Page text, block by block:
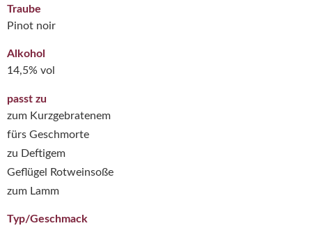
Traube
Pinot noir
Alkohol
14,5% vol
passt zu
zum Kurzgebratenem
fürs Geschmorte
zu Deftigem
Geflügel Rotweinsoße
zum Lamm
Typ/Geschmack